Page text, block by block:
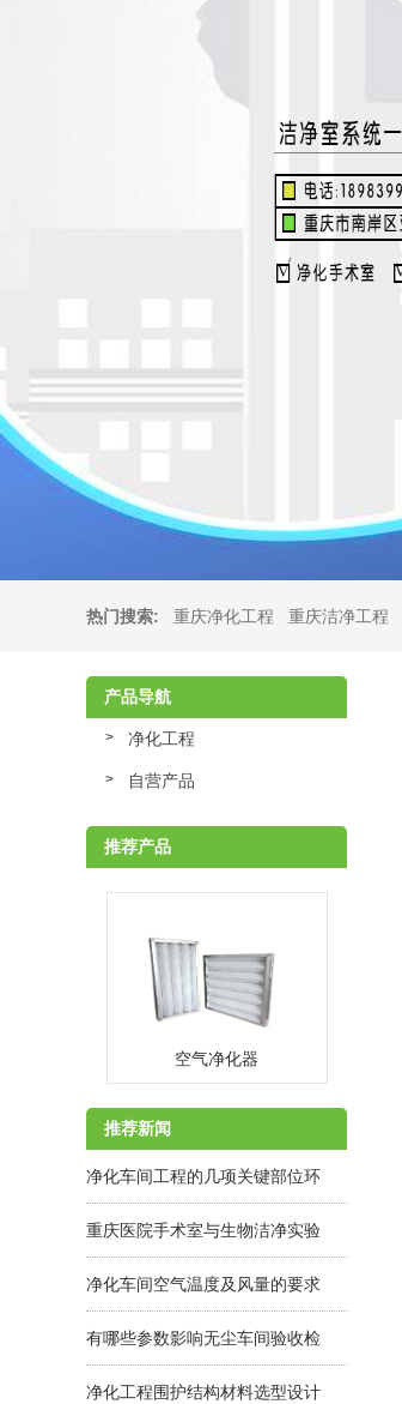
热门搜索: 重庆净化工程 重庆洁净工程
产品导航
净化工程
自营产品
推荐产品
空气净化器
MORE
推荐新闻
净化车间工程的几项关键部位环
节需注意
重庆医院手术室与生物洁净实验
室净化工程设计要点｜层流手术
室与P2/P3实验室维护指南
净化车间空气温度及风量的要求
有哪些参数影响无尘车间验收检
测
净化工程围护结构材料选型设计